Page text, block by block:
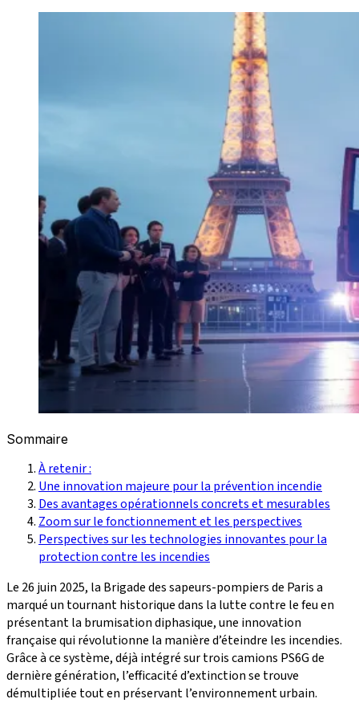
Sommaire
À retenir :
Une innovation majeure pour la prévention incendie
Des avantages opérationnels concrets et mesurables
Zoom sur le fonctionnement et les perspectives
Perspectives sur les technologies innovantes pour la
protection contre les incendies
Le 26 juin 2025, la Brigade des sapeurs-pompiers de Paris a
marqué un tournant historique dans la lutte contre le feu en
présentant la brumisation diphasique, une innovation
française qui révolutionne la manière d’éteindre les incendies.
Grâce à ce système, déjà intégré sur trois camions PS6G de
dernière génération, l’efficacité d’extinction se trouve
démultipliée tout en préservant l’environnement urbain.